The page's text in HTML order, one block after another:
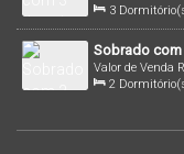
Brasil
3
Suíte(s) , 1
Sobrado com
Valor de Venda
Brasil
2